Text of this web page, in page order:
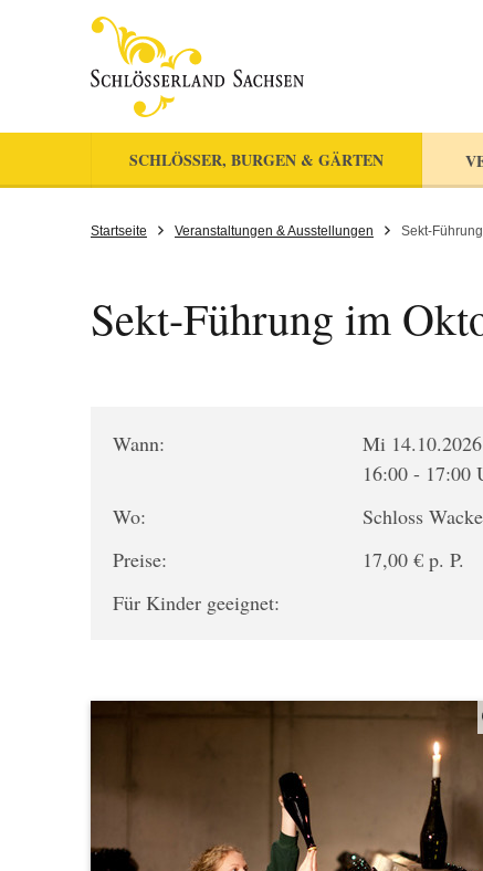
SCHLÖSSER, BURGEN & GÄRTEN
Startseite Veranstaltungen & Ausstellungen Sekt-
Sekt-Führung im
Wann:
Mi 14.10.2026
16:00 - 17:00
Wo:
Schloss
Preise:
17,00 € p. P.
Für Kinder geeignet: